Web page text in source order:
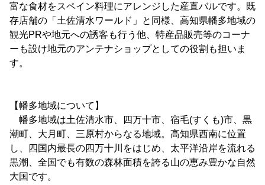
富な食材をスペイン料理にアレンジした産直バルです。既
存店舗の「土佐清水ワールド」と同様、高知県幡多地域の
観光PRや地元への誘客も行う他、特産品販売等のコーナ
ーも設け地元のアンテナショップとしての役割も担いま
す。
【幡多地域について】
幡多地域は土佐清水市、四万十市、宿毛(すくも)市、黒
潮町、大月町、三原村からなる地域。高知県西南に位置
し、四国内最長の四万十川をはじめ、太平洋沿岸を流れる
黒潮、全国でも有数の森林面積を誇る山の恵み豊かな自然
大国です。